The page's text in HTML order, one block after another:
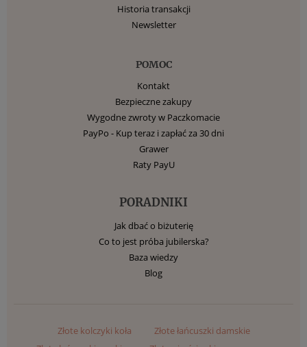
Historia transakcji
Newsletter
POMOC
Kontakt
Bezpieczne zakupy
Wygodne zwroty w Paczkomacie
PayPo - Kup teraz i zapłać za 30 dni
Grawer
Raty PayU
PORADNIKI
Jak dbać o biżuterię
Co to jest próba jubilerska?
Baza wiedzy
Blog
Złote kolczyki koła
Złote łańcuszki damskie